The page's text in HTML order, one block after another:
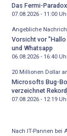
Das Fermi-
07.08.2026 - 11:00
Angebliche
Vorsicht vor
und Whatsapp
06.08.2026 - 16:40
20 Millionen Dollar
Microsofts Bug-
verzeichnet
07.08.2026 - 12:19
Nach IT-Pannen bei